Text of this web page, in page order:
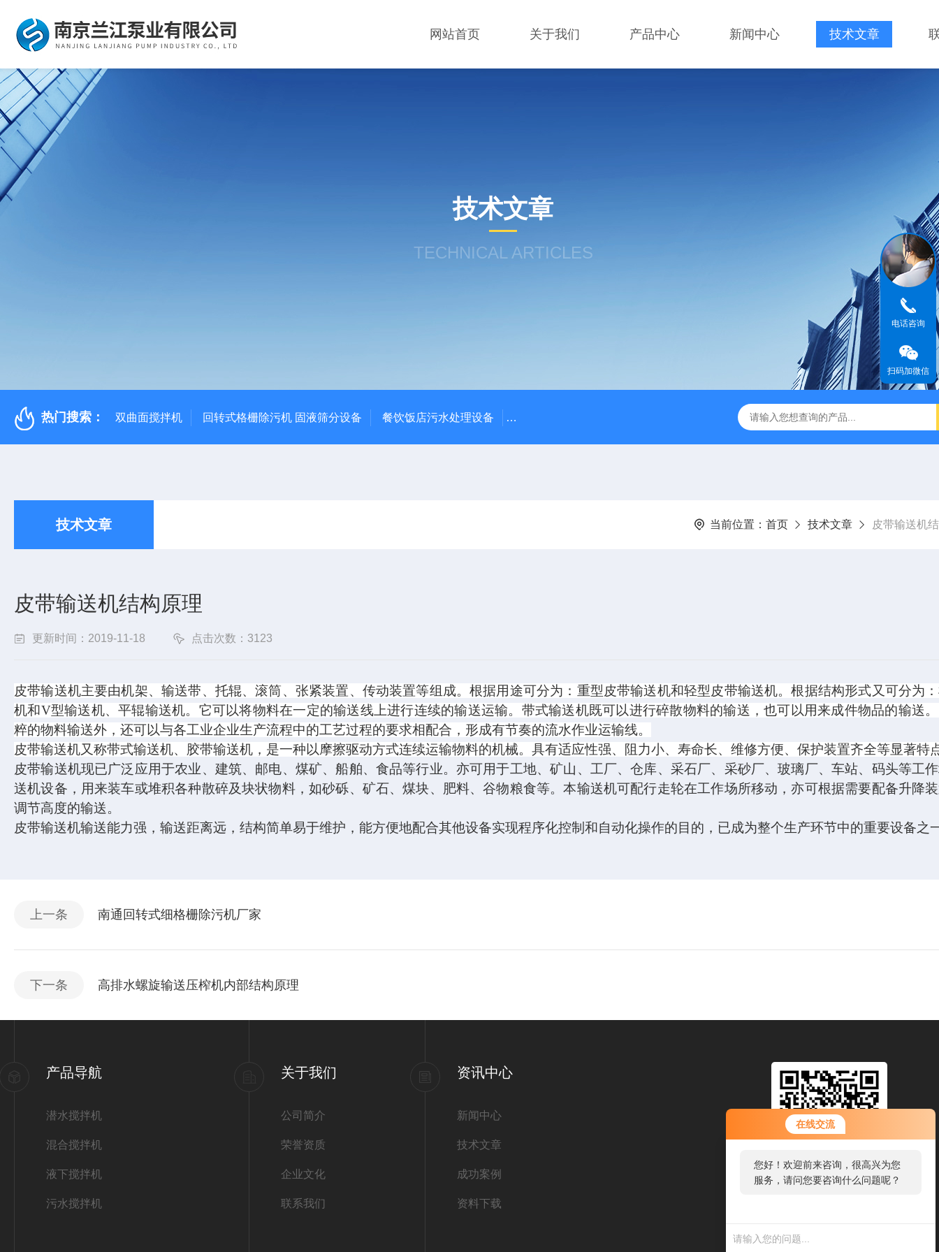
在线交流
您好！欢迎前来咨询，很高兴为您
服务，请问您要咨询什么问题呢？
网站首页 关于我们 产品中心 新闻中心 技术文章
技术文章
TECHNICAL ARTICLES
热门搜索： 双曲面搅拌机 回转式格栅除污机 固液筛分设备 餐饮饭店污水处理设备 高密度沉淀池中心传动刮泥机 伞型双曲面立式搅拌机 WNG5二沉池刮吸泥机原
技术文章 当前位置： 首页 技术文章 皮带输送机
皮带输送机结构原理
更新时间：2019-11-18 点击次数：3123
皮带输送机主要由机架、输送带、托辊、滚筒、张紧装置、传动装置等组成。根据用途可分为：重型皮带输送机和轻型皮带输送机。根据结构形式又可分为
机和V型输送机、平辊输送机。它可以将物料在一定的输送线上进行连续的输送运输。带式输送机既可以进行碎散物料的输送，也可以用来成件物品的输送
粹的物料输送外，还可以与各工业企业生产流程中的工艺过程的要求相配合，形成有节奏的流水作业运输线。
皮带输送机又称带式输送机、胶带输送机，是一种以摩擦驱动方式连续运输物料的机械。具有适应性强、阻力小、寿命长、维修方便、保护装置齐全等显著特
皮带输送机现已广泛应用于农业、建筑、邮电、煤矿、船舶、食品等行业。亦可用于工地、矿山、工厂、仓库、采石厂、采砂厂、玻璃厂、车站、码头等工
送机设备，用来装车或堆积各种散碎及块状物料，如砂砾、矿石、煤块、肥料、谷物粮食等。本输送机可配行走轮在工作场所移动，亦可根据需要配备升降
调节高度的输送。
皮带输送机输送能力强，输送距离远，结构简单易于维护，能方便地配合其他设备实现程序化控制和自动化操作的目的，已成为整个生产环节中的重要设备之
上一条 南通回转式细格栅除污机厂家
下一条 高排水螺旋输送压榨机内部结构原理
产品导航
潜水搅拌机
混合搅拌机
液下搅拌机
污水搅拌机
关于我们
公司简介
荣誉资质
企业文化
联系我们
资讯中心
新闻中心
技术文章
成功案例
资料下载
电话咨询
扫码加微信